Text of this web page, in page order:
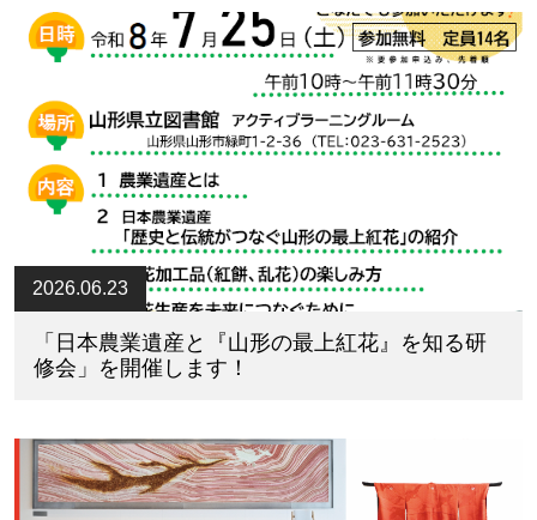
2026.06.23
「日本農業遺産と『山形の最上紅花』を知る研
修会」を開催します！